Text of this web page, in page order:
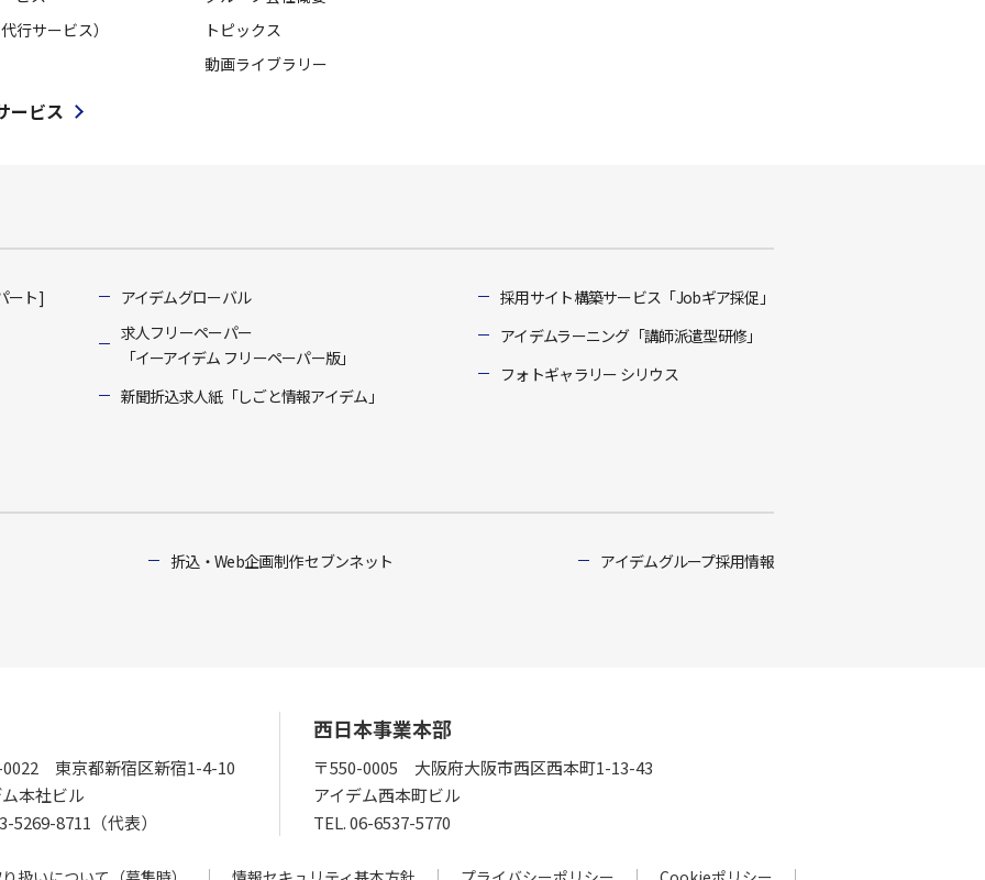
行サービス）
ービス
トピックス
動画ライブラリー
ート]
アイデムグローバル
求人フリーペーパー
「イーアイデム フリーペーパー版」
新聞折込求人紙「しごと情報アイデム」
採用サイト構築サービス「Jobギア採促」
アイデムラーニング「講師派遣型研修」
フォトギャラリー シリウス
折込・Web企画制作 セブンネット アイデムグループ採用情報
0022 東京都新宿区新宿1-4-10
本社ビル
5269-8711（代表）
西日本事業本部
〒550-0005 大阪府大阪市西区西本町1-13-43
アイデム西本町ビル
TEL.06-6537-5770